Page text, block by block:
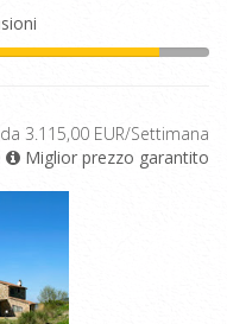
da 3.115,00 EUR/Settimana
Miglior prezzo garantito